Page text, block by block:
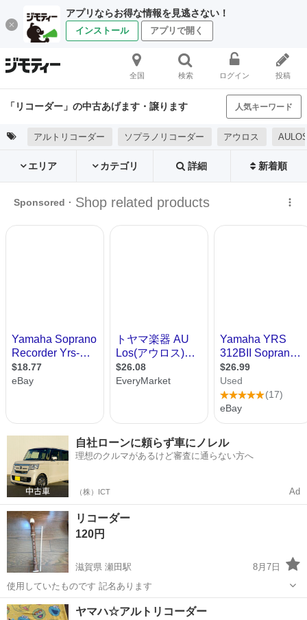
アプリならお得な情報を見逃さない！
インストール アプリで開く
全国 検索 ログイン 投稿
「リコーダー」の中古あげます・譲ります 人気キーワード
アルトリコーダー ソプラノリコーダー アウロス
エリア カテゴリ 詳細 新着順
自社ローンに頼らず車にノレル
理想のクルマがあるけど審査に通らない方へ
（株）ICT Ad
リコーダー
120円
滋賀県 瀬田駅
8月7日
使用していたものです 記名あります
滋賀 草津市 瀬田駅 管楽器、笛、ハーモニカ
ヤマハ☆アルトリコーダー